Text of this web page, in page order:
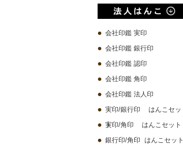
会社印鑑 実印
会社印鑑 銀行印
会社印鑑 認印
会社印鑑 角印
会社印鑑 法人印
実印/銀行印 はんこセッ
ト
実印/角印 はんこセット
銀行印/角印 はんこセット